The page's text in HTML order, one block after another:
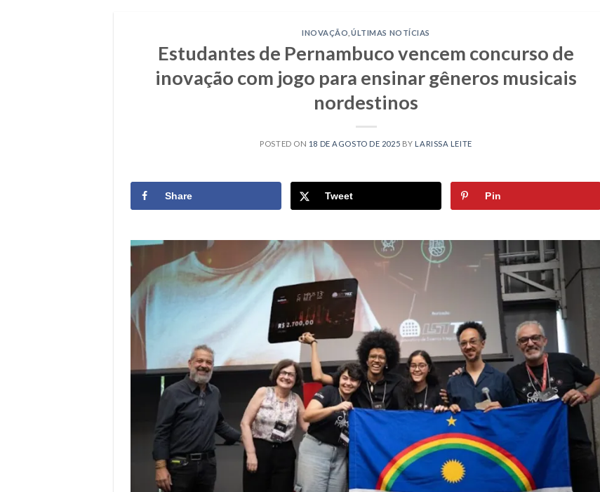
INOVAÇÃO ,ÚLTIMAS NOTÍCIAS
Estudantes de Pernambuco vencem concurso de
inovação com jogo para ensinar gêneros musicais
nordestinos
POSTED ON 18 DE AGOSTO DE 2025 BY LARISSA LEITE
Share Tweet Pin